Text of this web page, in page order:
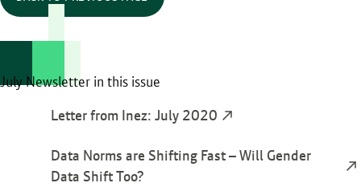
July Newsletter in this issue
Letter from Inez: July 2020
Data Norms are Shifting Fast – Will Gender
Data Shift Too?